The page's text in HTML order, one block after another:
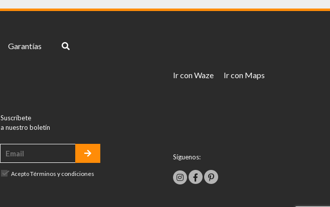
Garantías
Suscríbete
a nuestro boletín
AceptoTérminos y condiciones
Ir con Waze Ir con Maps
Síguenos: